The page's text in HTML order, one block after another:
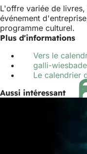
L'offre variée de
événement
programme culturel.
Plus d'informations
Vers le
galli-
Le calendrier
Aussi intéressant